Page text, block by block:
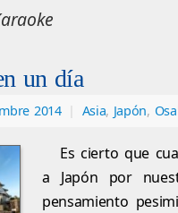
un día
2014 Asia, Japón,
Es cierto que
a Japón por
pensamiento